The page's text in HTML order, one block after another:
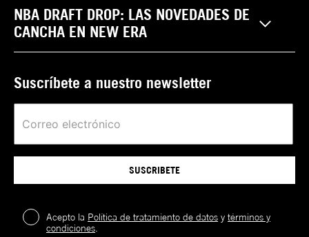
NBA DRAFT DROP: LAS NOVEDADES DE
CANCHA EN NEW ERA
Suscríbete a nuestro newsletter
SUSCRIBETE
Acepto la Política de tratamiento de datos ytérminos y
condiciones